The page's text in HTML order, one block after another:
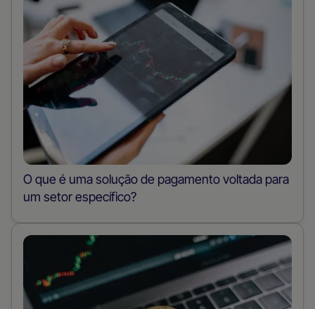
O que é uma solução de pagamento voltada para
um setor específico?